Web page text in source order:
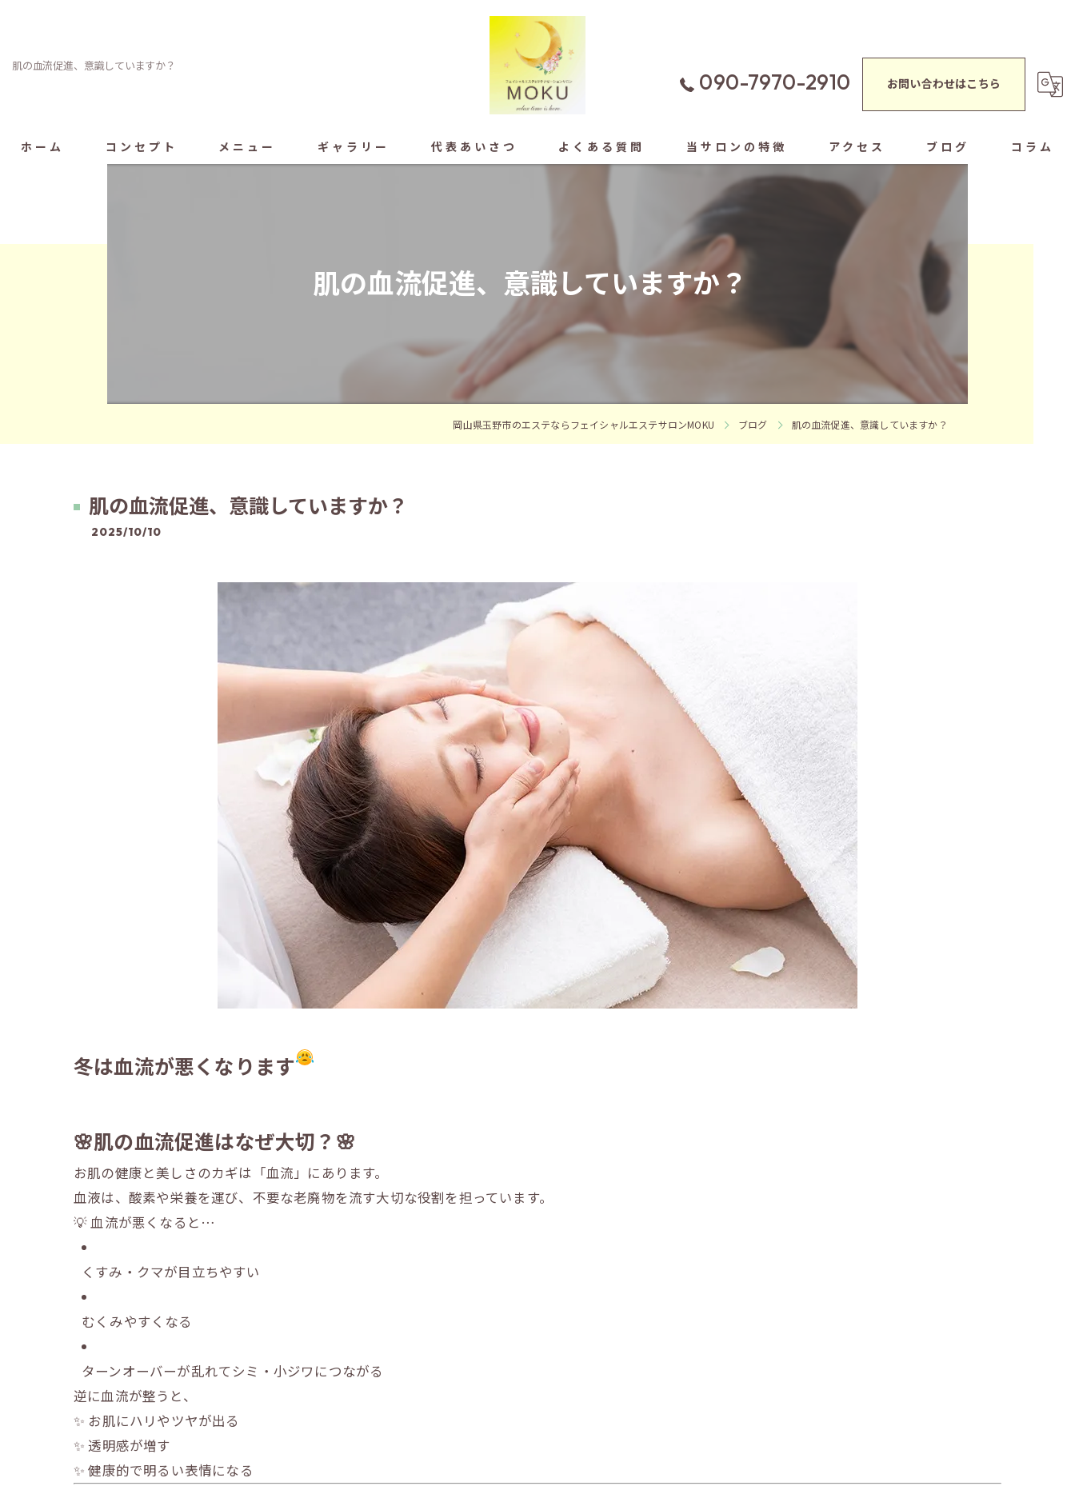
肌の血流促進、意識していますか？
090-7970-2910 お問い合わせはこちら
ホーム コンセプト メニュー ギャラリー 代表あいさつ よくある質問 当サロンの特徴
よもぎ蒸し
フェイシャルエステ
もみほぐし
アクセス ブログ コラム
肌の血流促進、意識していますか？
岡山県玉野市のエステならフェイシャルエステサロンMOKU ブログ 肌の血流促進、意識していますか？
肌の血流促進、意識していますか？
2025/10/10
冬は血流が悪くなります
🌸肌の血流促進はなぜ大切？🌸
お肌の健康と美しさのカギは「血流」にあります。
血液は、酸素や栄養を運び、不要な老廃物を流す大切な役割を担っています。
💡 血流が悪くなると…
くすみ・クマが目立ちやすい
むくみやすくなる
ターンオーバーが乱れてシミ・小ジワにつながる
逆に血流が整うと、
✨ お肌にハリやツヤが出る
✨ 透明感が増す
✨ 健康的で明るい表情になる